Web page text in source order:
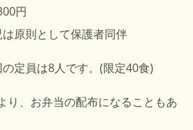
円
として保護者同伴
定員は8人です。(限定40食)
、お弁当の配布になることもあ